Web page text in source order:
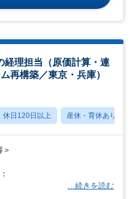
経理担当（原価計算・連
再構築／東京・兵庫）
休日120日以上 産休・育休あり
＞
…続きを読む